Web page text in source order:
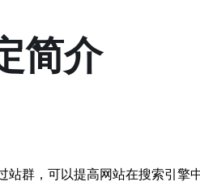
简介
群，可以提高网站在搜索引擎